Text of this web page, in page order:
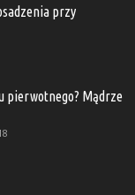
przy
pierwotnego? Mądrze